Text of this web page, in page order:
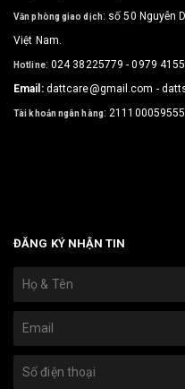
Văn phòng giao dịch: số 50 Nguyễn
Việt Nam.
Hotline: 024 38225779 - 0979
Email: dattcare@gmail.com -
Tài khoản ngân hàng:
ĐĂNG KÝ NHẬN TIN